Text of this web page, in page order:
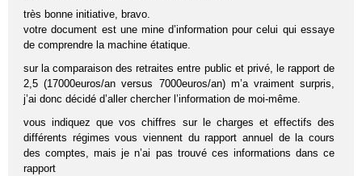
très bonne initiative, bravo.
votre document est une mine d’information pour celui qui essaye
de comprendre la machine étatique.
sur la comparaison des retraites entre public et privé, le rapport de
2,5 (17000euros/an versus 7000euros/an) m’a vraiment surpris,
j’ai donc décidé d’aller chercher l’information de moi-même.
vous indiquez que vos chiffres sur le charges et effectifs des
différents régimes vous viennent du rapport annuel de la cours
des comptes, mais je n’ai pas trouvé ces informations dans ce
rapport